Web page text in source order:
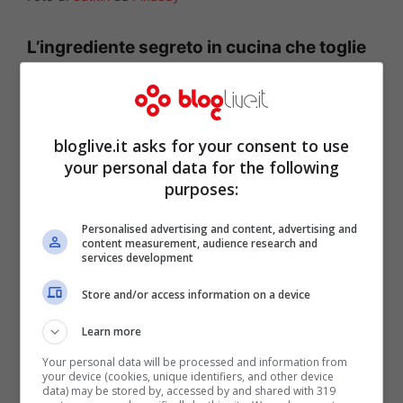
L’ingrediente segreto in cucina che toglie
accessibile anche a chi ha disturbi
gastrointestinali, è ilbicarbonato
bloglive.it asks for your consent to use
your personal data for the following
purposes:
Personalised advertising and content, advertising and
content measurement, audience research and
services development
Store and/or access information on a device
Learn more
Your personal data will be processed and information from
your device (cookies, unique identifiers, and other device
data) may be stored by, accessed by and shared with 319